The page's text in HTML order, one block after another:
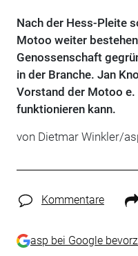
Nach der Hess-Pleite
Motoo weiter
Genossenschaft
in der Branche. Jan
Vorstand der Motoo e.
funktionieren kann.
von Dietmar Winkler/
Kommentare
asp bei Google